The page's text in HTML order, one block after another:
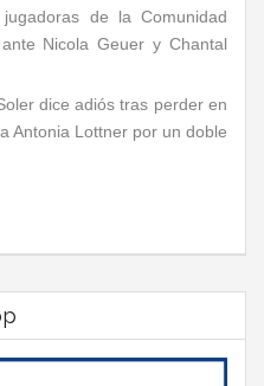
de la Comunidad
Nicola Geuer y Chantal
dice adiós tras perder en
Antonia Lottner por un doble